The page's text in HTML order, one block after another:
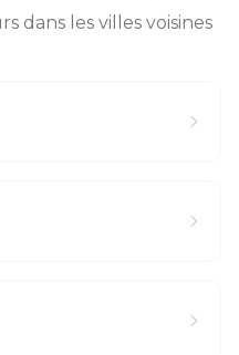
dans les villes voisines